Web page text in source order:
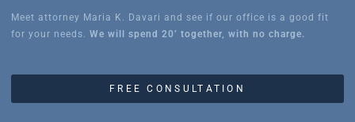
Meet attorney Maria K. Davari and see if our office is a good fit
for your needs. We will spend 20’ together, with no charge.
FREE CONSULTATION